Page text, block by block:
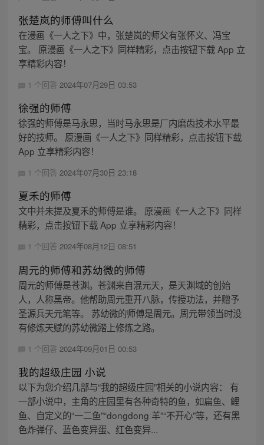
张楚岚的师傅叫什么
在漫画《一人之下》中，张楚岚的师父有张怀义、冯宝
宝。 原漫画《一人之下》同样精彩，点击按钮下载 App 立
享精彩内容！
1 个回答 2024年07月29日 03:53
徐强的师傅
徐强的师傅是马永思，当时马永思是厂内磨齿技术水平最
好的技师。 原漫画《一人之下》同样精彩，点击按钮下载
App 立享精彩内容！
1 个回答 2024年07月30日 23:18
夏禾的师傅
文中并未提及夏禾的师傅是谁。 原漫画《一人之下》同样
精彩，点击按钮下载 App 立享精彩内容！
1 个回答 2024年08月12日 08:51
周元的师傅和苏幼微的师傅
周元的师傅是苍渊。苍渊来自混元天，是天渊域的创始
人，人称黑帝。他帮助周元重开八脉，传授功法，并赠予
圣源兵天元笔等。 苏幼微的师傅是周元。周元带领当时没
有修炼天赋的苏幼微踏上修炼之路。
1 个回答 2024年09月01日 00:53
我的超级庄园 小说
以下为您介绍几部与“我的超级庄园”相关的小说内容： 有
一部小说中，主角的庄园里有各种奇特的鱼，如扁鱼、鲤
鱼、自定义的“一二鱼”“dongdong 羊”“不开心”等，还有黑
色炸弹仔、蓝色变异蛋、红色变异...